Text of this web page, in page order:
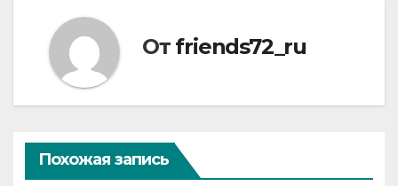
От friends72_ru
Похожая запись